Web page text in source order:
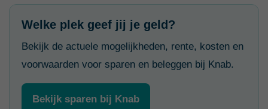
Welke plek geef jij je geld?
Bekijk de actuele mogelijkheden, rente, kosten en
voorwaarden voor sparen en beleggen bij Knab.
Bekijk sparen bij Knab